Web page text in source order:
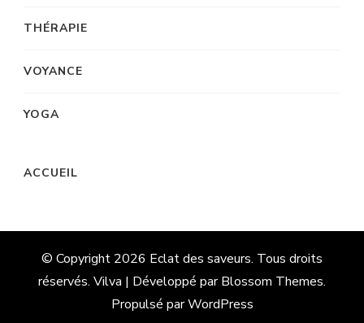
THÉRAPIE
VOYANCE
YOGA
ACCUEIL
© Copyright 2026 Eclat des saveurs. Tous droits
réservés. Vilva | Développé parBlossom Themes.
Propulsé parWordPress